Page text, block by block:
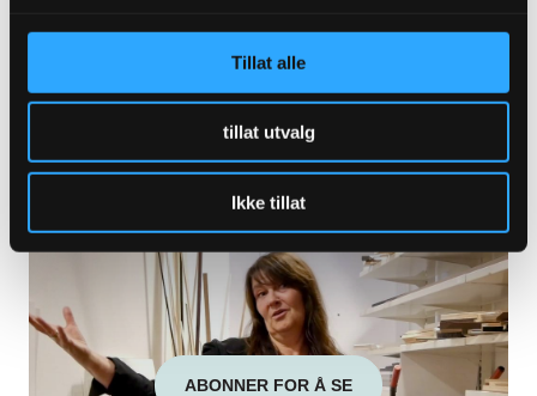
Tillat alle
tillat utvalg
Ikke tillat
Sunniva Tillson på Nasjonalmuseet om
formidling, offentlig pengebruk og mer
ABONNER FOR Å SE